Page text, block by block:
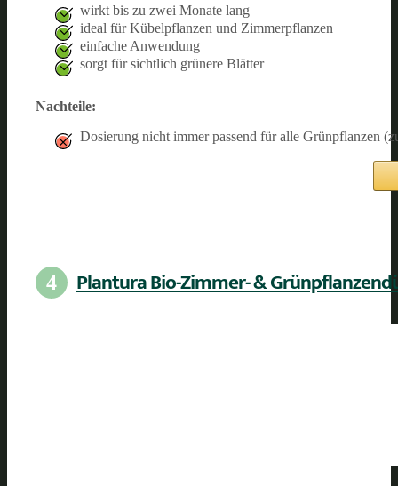
wirkt bis zu zwei Monate lang
ideal für Kübelpflanzen und Zimmerpflanzen
einfache Anwendung
sorgt für sichtlich grünere Blätter
Nachteile:
Dosierung nicht immer passend für alle Grünpflanzen
4 Plantura Bio-Zimmer- &